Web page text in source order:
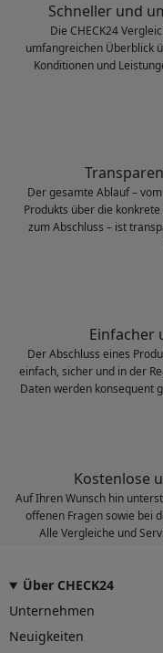
Schneller und
Die CHECK24
umfangreichen Überblick
Konditionen und
Der gesamte Ablauf –
Produkts über die
zum Abschluss – ist
Einfacher
Der Abschluss eines
einfach, sicher und in der
Daten werden konsequent
Kostenlose
Auf Ihren Wunsch hin
offenen Fragen sowie bei
Alle Vergleiche und
Über CHECK24
Unternehmen
Neuigkeiten